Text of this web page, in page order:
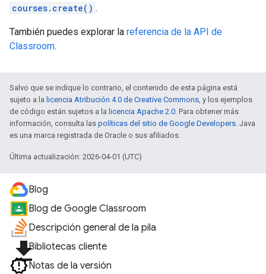
courses.create() .
También puedes explorar la referencia de la API de
Classroom.
Salvo que se indique lo contrario, el contenido de esta página está
sujeto a la licencia Atribución 4.0 de Creative Commons, y los ejemplos
de código están sujetos a la licencia Apache 2.0. Para obtener más
información, consulta las políticas del sitio de Google Developers. Java
es una marca registrada de Oracle o sus afiliados.
Última actualización: 2026-04-01 (UTC)
Blog
Blog de Google Classroom
Descripción general de la pila
file_downloadBibliotecas cliente
Notas de la versión